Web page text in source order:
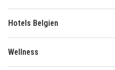
Hotels Belgien
Wellness